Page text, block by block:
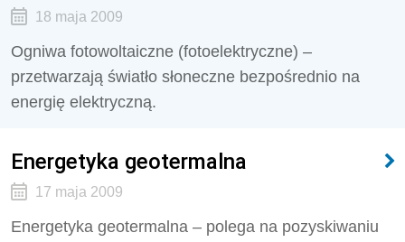
18 maja 2009
Ogniwa fotowoltaiczne (fotoelektryczne) –
przetwarzają światło słoneczne bezpośrednio na
energię elektryczną.
Energetyka geotermalna
17 maja 2009
Energetyka geotermalna – polega na pozyskiwaniu